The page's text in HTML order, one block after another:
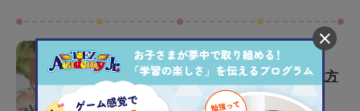
いイライラしてしまうこともあるでしょう。
この記事では、5歳児が勉強を嫌がる理由を丁
寧に紐解きながら親子のストレスやイライラ
を減らし、子どものやる気を自然に引き出す
3歳～6歳の育児 幼児教育
5歳の勉強は何する？おすすめの勉強方
法や習慣化のコツを解説